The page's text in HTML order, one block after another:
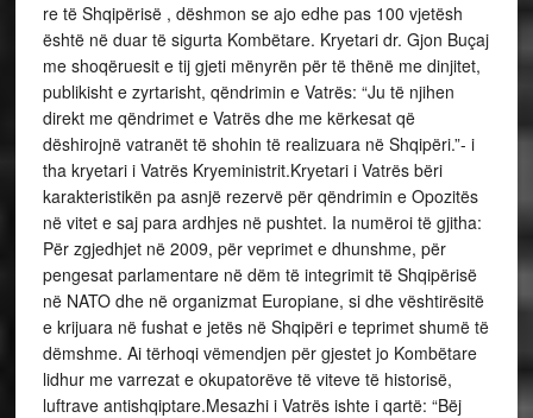
re të Shqipërisë , dëshmon se ajo edhe pas 100 vjetësh
është në duar të sigurta Kombëtare. Kryetari dr. Gjon Buçaj
me shoqëruesit e tij gjeti mënyrën për të thënë me dinjitet,
publikisht e zyrtarisht, qëndrimin e Vatrës: “Ju të njihen
direkt me qëndrimet e Vatrës dhe me kërkesat që
dëshirojnë vatranët të shohin të realizuara në Shqipëri.”- i
tha kryetari i Vatrës Kryeministrit.Kryetari i Vatrës bëri
karakteristikën pa asnjë rezervë për qëndrimin e Opozitës
në vitet e saj para ardhjes në pushtet. Ia numëroi të gjitha:
Për zgjedhjet në 2009, për veprimet e dhunshme, për
pengesat parlamentare në dëm të integrimit të Shqipërisë
në NATO dhe në organizmat Europiane, si dhe vështirësitë
e krijuara në fushat e jetës në Shqipëri e teprimet shumë të
dëmshme. Ai tërhoqi vëmendjen për gjestet jo Kombëtare
lidhur me varrezat e okupatorëve të viteve të historisë,
luftrave antishqiptare.Mesazhi i Vatrës ishte i qartë: “Bëj